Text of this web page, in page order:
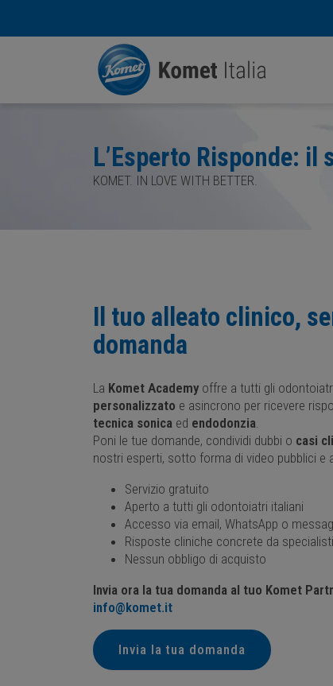
L’Esperto Risponde:
KOMET. IN LOVE WITH BETTER.
Il tuo alleato clinico,
domanda
La Komet Academy offre a tutti gli
personalizzato e asincrono per ricevere
tecnica sonica ed endodonzia.
Poni le tue domande, condividi dubbi o casi
nostri esperti, sotto forma di video pubblici e
Servizio gratuito
Aperto a tutti gli odontoiatri italiani
Accesso via email, WhatsApp o
Risposte cliniche concrete da
Nessun obbligo di acquisto
Invia ora la tua domanda al tuo Komet
info@komet.it
Invia la tua domanda